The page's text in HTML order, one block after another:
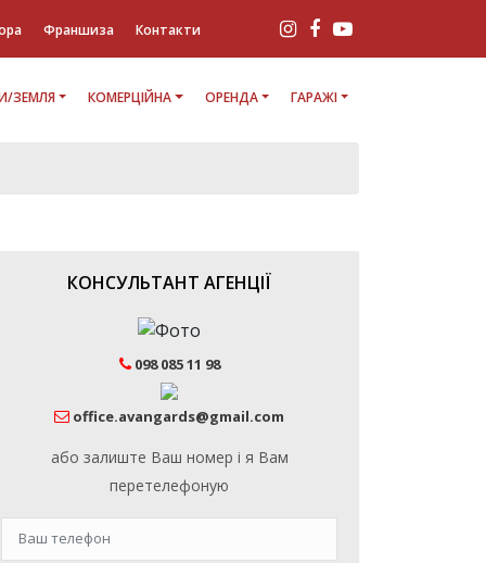
Франшиза Контакти
ЗЕМЛЯ КОМЕРЦІЙНА ОРЕНДА ГАРАЖІ
КОНСУЛЬТАНТ АГЕНЦІЇ
098 085 11 98
office.avangards@gmail.com
або залиште Ваш номер і я Вам
перетелефоную